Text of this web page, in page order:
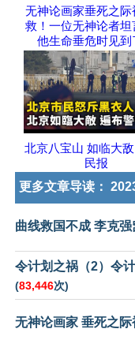
无神论画家垂死之际
救！一位无神论者坦
他生命垂危时见到
北京八宝山 如临大敌
民报
更多文章导读：
曲线救国不成 李克强
令计划之祸（2）令
(83,446次)
无神论画家 垂死之